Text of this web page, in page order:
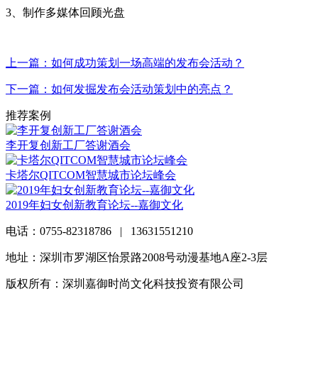
3、制作多媒体回顾光盘
上一篇：如何成功策划一场高端的发布会活动？
下一篇：如何发掘发布会活动策划中的亮点？
推荐案例
李开复创新工厂答谢酒会
卡塔尔QITCOM智慧城市论坛峰会
2019年妇女创新教育论坛--嘉御文化
电话：0755-82318786 | 13631551210
地址：深圳市罗湖区怡景路2008号动漫基地A座2-3层
版权所有：深圳嘉御时尚文化科技投资有限公司